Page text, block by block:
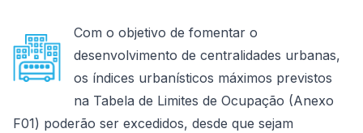
Com o objetivo de fomentar o
desenvolvimento de centralidades urbanas,
os índices urbanísticos máximos previstos
na Tabela de Limites de Ocupação (Anexo
F01) poderão ser excedidos, desde que sejam